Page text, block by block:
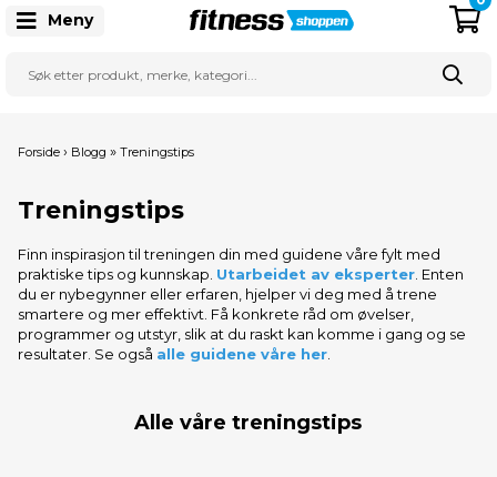
Meny
Forside› Blogg » Treningstips
Treningstips
Finn inspirasjon til treningen din med guidene våre fylt med
praktiske tips og kunnskap. Utarbeidet av eksperter. Enten
du er nybegynner eller erfaren, hjelper vi deg med å trene
smartere og mer effektivt. Få konkrete råd om øvelser,
programmer og utstyr, slik at du raskt kan komme i gang og se
resultater. Se også alle guidene våre her.
Alle våre treningstips